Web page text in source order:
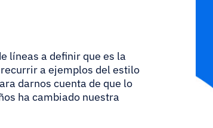
líneas a definir que es la
a ejemplos del estilo
darnos cuenta de que lo
ha cambiado nuestra